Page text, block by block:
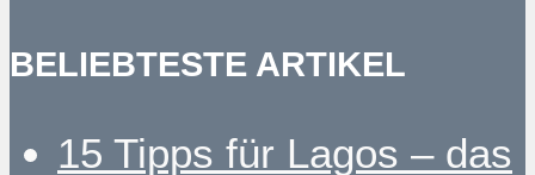
BELIEBTESTE ARTIKEL
15 Tipps für Lagos – das